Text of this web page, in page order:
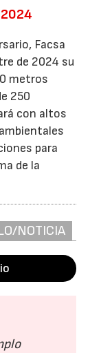
Facsa
de 2024 su
metros
250
con altos
para
de la
NOTICIA